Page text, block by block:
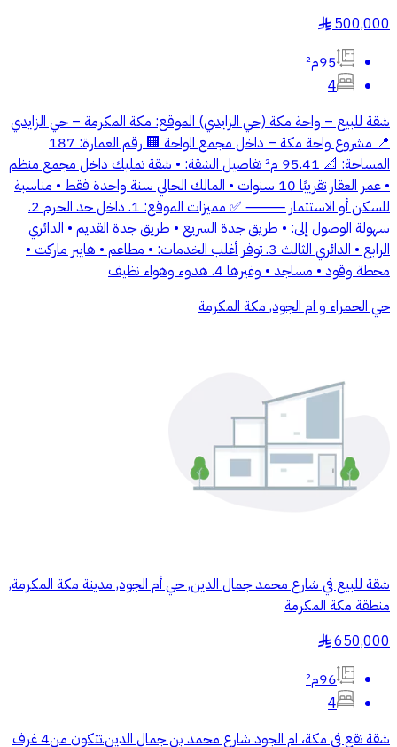
500,000
§
95م²
4
شقة للبيع – واحة مكة (حي الزايدي) الموقع: مكة المكرمة – حي الزايدي
📍 مشروع واحة مكة – داخل مجمع الواحة 🏢 رقم العمارة: 187
المساحة: 📐 95.41 م² تفاصيل الشقة: • شقة تمليك داخل مجمع منظم
• عمر العقار تقريبًا 10 سنوات • المالك الحالي سنة واحدة فقط • مناسبة
للسكن أو الاستثمار ⸻ ✅ مميزات الموقع: 1. داخل حد الحرم 2.
سهولة الوصول إلى: • طريق جدة السريع • طريق جدة القديم • الدائري
الرابع • الدائري الثالث 3. توفر أغلب الخدمات: • مطاعم • هايبر ماركت •
محطة وقود • مساجد • وغيرها 4. هدوء وهواء نظيف
حي الحمراء و ام الجود, مكة المكرمة
شقة للبيع في شارع محمد جمال الدين, حي أم الجود, مدينة مكة المكرمة,
منطقة مكة المكرمة
650,000
§
96م²
4
شقة تقع في مكة، ام الجود شارع محمد بن جمال الدين.تتكون من4 غرف